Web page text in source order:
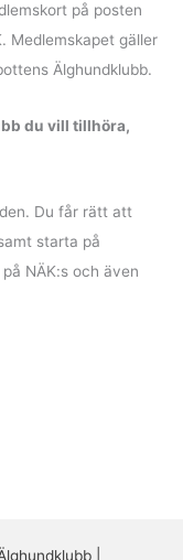
på posten
Medlemskapet gäller
Älghundklubb.
du vill tillhöra,
Du får rätt att
starta på
NÄK:s och även
|